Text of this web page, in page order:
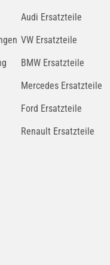
Audi Ersatzteile
VW Ersatzteile
BMW Ersatzteile
Mercedes Ersatzteile
Ford Ersatzteile
Renault Ersatzteile